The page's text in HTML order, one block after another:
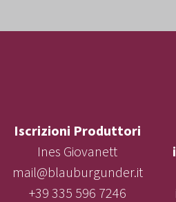
Iscrizioni Produttori
Ines Giovanett
mail@blauburgunder.it
+39 335 596 7246